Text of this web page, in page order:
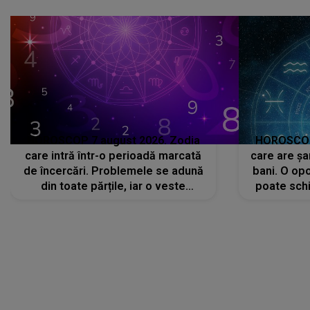
HOROSCOP 7 august 2026. Zodia
care intră într-o perioadă marcată
de încercări. Problemele se adună
din toate părțile, iar o veste
care are
bani. O
poate